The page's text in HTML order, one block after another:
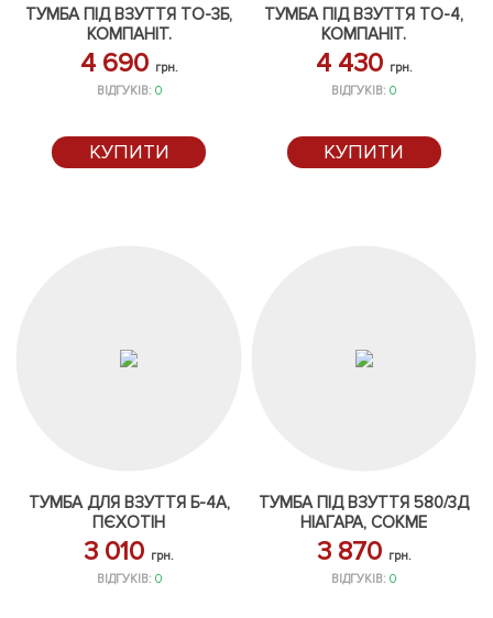
ТУМБА ПІД ВЗУТТЯ ТО-3Б,
КОМПАНІТ.
4 690 грн.
ВІДГУКІВ: 0
КУПИТИ
ТУМБА ПІД ВЗУТТЯ ТО-4,
КОМПАНІТ.
4 430 грн.
ВІДГУКІВ:0
КУПИТИ
ТУМБА ДЛЯ ВЗУТТЯ Б-4А,
ПЄХОТІН
3 010 грн.
ВІДГУКІВ: 0
ТУМБА ПІД ВЗУТТЯ 580/3Д
НІАГАРА, СОКМЕ
3 870 грн.
ВІДГУКІВ:0